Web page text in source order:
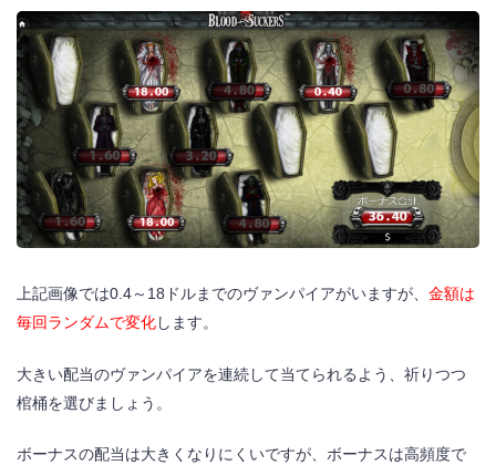
上記画像では0.4～18ドルまでのヴァンパイアがいますが、 金額は
毎回ランダムで変化します。
大きい配当のヴァンパイアを連続して当てられるよう、祈りつつ
棺桶を選びましょう。
ボーナスの配当は大きくなりにくいですが、ボーナスは高頻度で